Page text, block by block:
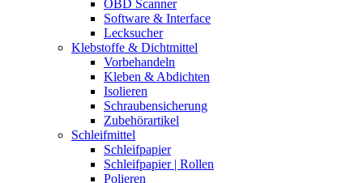
OBD Scanner
Software & Interface
Lecksucher
Klebstoffe & Dichtmittel
Vorbehandeln
Kleben & Abdichten
Isolieren
Schraubensicherung
Zubehörartikel
Schleifmittel
Schleifpapier
Schleifpapier | Rollen
Polieren